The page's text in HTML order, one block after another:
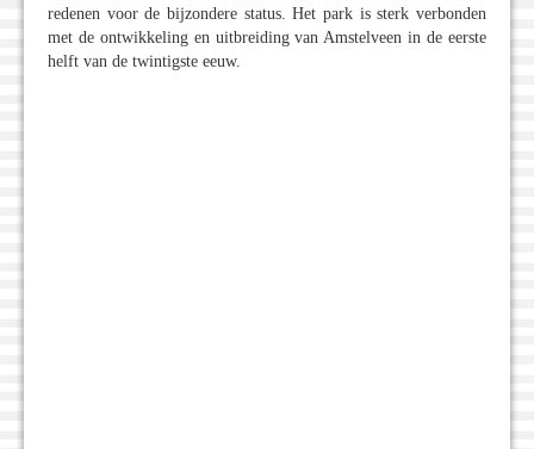
redenen voor de bijzondere status. Het park is sterk verbonden
met de ontwikkeling en uitbreiding van Amstelveen in de eerste
helft van de twintigste eeuw.